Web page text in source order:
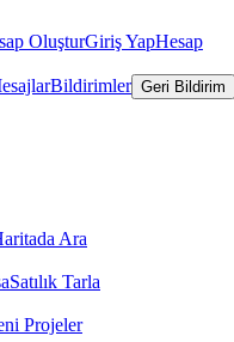
OluşturGiriş YapHesap
Bildirimler Geri Bildirim
Ara
Satılık Tarla
Projeler